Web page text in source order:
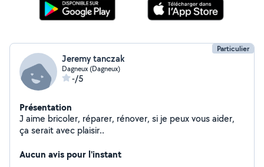
Particulier
Jeremy tanczak
Dagneux (Dagneux)
-/5
Présentation
J aime bricoler, réparer, rénover, si je peux vous aider,
ça serait avec plaisir..
Aucun avis pour l'instant